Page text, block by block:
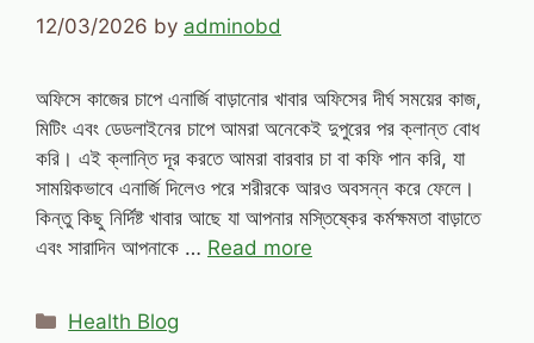
12/03/2026 by adminobd
অফিসে কাজের চাপে এনার্জি বাড়ানোর খাবার অফিসের দীর্ঘ সময়ের কাজ,
মিটিং এবং ডেডলাইনের চাপে আমরা অনেকেই দুপুরের পর ক্লান্ত বোধ
করি। এই ক্লান্তি দূর করতে আমরা বারবার চা বা কফি পান করি, যা
সাময়িকভাবে এনার্জি দিলেও পরে শরীরকে আরও অবসন্ন করে ফেলে।
কিন্তু কিছু নির্দিষ্ট খাবার আছে যা আপনার মস্তিষ্কের কর্মক্ষমতা বাড়াতে
এবং সারাদিন আপনাকে … Read more
Categories
Health Blog